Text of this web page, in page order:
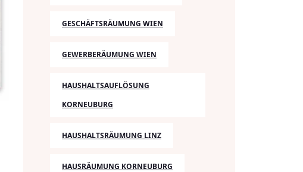
GESCHÄFTSRÄUMUNG WIEN
GEWERBERÄUMUNG WIEN
HAUSHALTSAUFLÖSUNG
KORNEUBURG
HAUSHALTSRÄUMUNG LINZ
HAUSRÄUMUNG KORNEUBURG